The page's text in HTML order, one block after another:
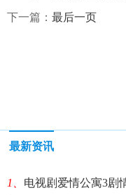
下一篇： 最后一页
最新资讯
1、 电视剧爱情公寓3剧